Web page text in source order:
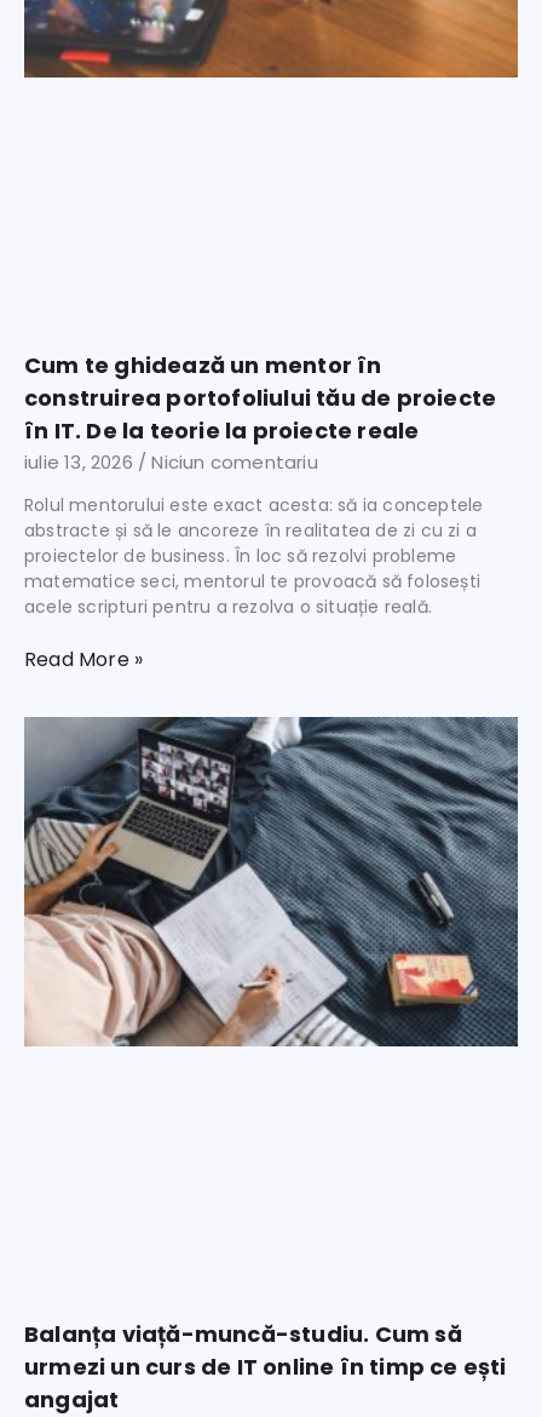
Cum te ghidează un mentor în
construirea portofoliului tău de proiecte
în IT. De la teorie la proiecte reale
iulie 13, 2026 Niciun comentariu
Rolul mentorului este exact acesta: să ia conceptele
abstracte și să le ancoreze în realitatea de zi cu zi a
proiectelor de business. În loc să rezolvi probleme
matematice seci, mentorul te provoacă să folosești
acele scripturi pentru a rezolva o situație reală.
Read More »
Balanța viață-muncă-studiu. Cum să
urmezi un curs de IT online în timp ce ești
angajat